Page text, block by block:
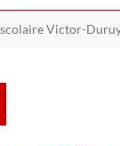
Victor-